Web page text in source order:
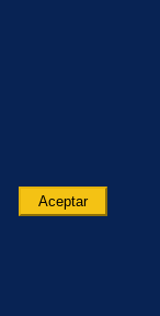
Corta”
Aceptar